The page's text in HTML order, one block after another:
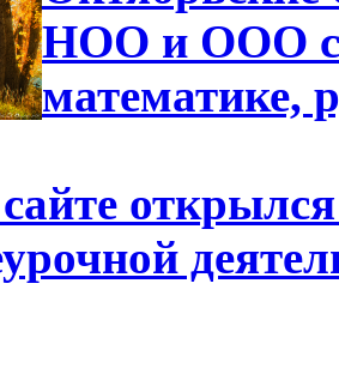
НОО и ООО
математике,